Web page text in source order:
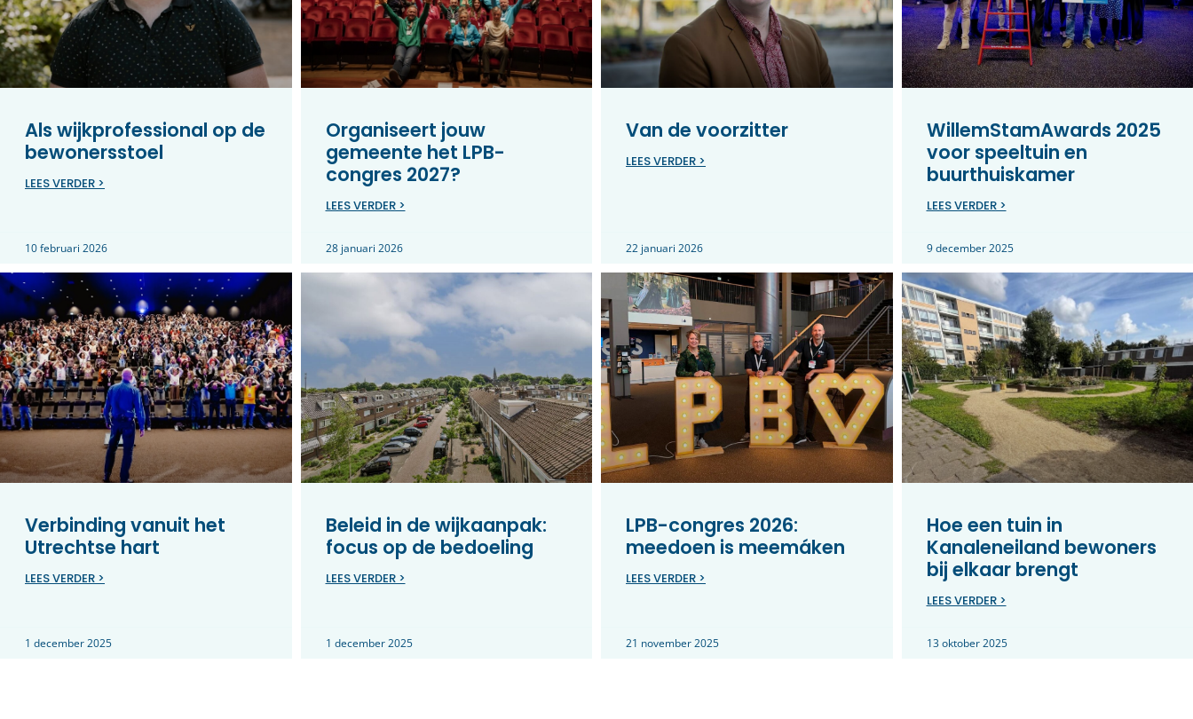
Als wijkprofessional op de
bewonersstoel
LEES VERDER >
10 februari 2026
Organiseert jouw
gemeente het LPB-
congres 2027?
LEES VERDER >
28 januari 2026
Van de voorzitter
LEES VERDER >
22 januari 2026
WillemStamAwards 2025
voor speeltuin en
buurthuiskamer
LEES VERDER >
9 december 2025
Verbinding vanuit het
Utrechtse hart
LEES VERDER >
1 december 2025
Beleid in de wijkaanpak:
focus op de bedoeling
LEES VERDER >
1 december 2025
LPB-congres 2026:
meedoen is meemáken
LEES VERDER >
21 november 2025
Hoe een tuin in
Kanaleneiland bewoners
bij elkaar brengt
LEES VERDER >
13 oktober 2025